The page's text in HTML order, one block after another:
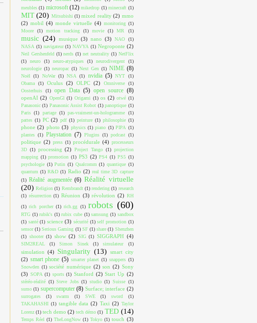
meubles (1) microsoft (12) mikedrop (1) minecraft (1)
MIT (20) Mitsubishi (1) mixed reality (2) mmo
(2) mobil (4) monde virtuelle (4) monitoring (1)
Moore
(1) motion tracking (1) movie (1) MR (1)
music (24) musique (3) nano (3) NAO
(1)
NASA (1) navigateur (1) NAVYA (1) Negroponte (2)
Neil Gershenfeld (1) nerds (1) net neutrality (1) NetFlix
(1)
neuro (1) neuro-atypiques (1) neurodivergent
(1)
neurologie (1) neuropac (1) Next Gen (1) NIME (8)
Noël (1) NoWar (1) NSA (1) nvidia (5) NYT
(1)
Obama
(1) Oculus (2) OLPC (2) Omniverse
(1)
Oosterhuis
(1) open Data (5) open source (8)
openAI (2) OpenGl (1) Origami (1) os (2) otwé (1)
Panasonic (1) Panasonic Assist Robot (1) panoptique (1)
Paris (1) partage (1) pas-vraiment-un-hologramme
(1)
pattes (1) PC (2) pdf (1) peinture (1) philosophie (1)
phone (2) photo (3) physics (1) piano (1) PIPA (1)
plantes (1) Playstation (7) Plugins (1) podcast (1)
politique (2) press (1) procédurale (4) processeurs
3D (1) processing (2) Project Tango (1) projection
mapping (1) promotion (1) PS3 (2) PS4 (1) PS5 (1)
psychologie (1) Putin (1) Qualcomm (1) quantique (1)
quantum (1) R&D (1) Radio (2) real time 3D capture
(1) Réalité augmentée (6) Réalité virtuelle
(20) Religion (1) Rembrandt (1) rendering (1) research
(1) résurrection (1) Réunion (3) révolution (2) RH
(1) rich porcher (1) rich.gg (1) robots (60)
RTG (1) rubik's (1) rubix cube (1) samsung (1) sandbox
(1) santé (1) science (3) sécurité (1) self promotion (1)
sensor (1) Serious Gaming (1) SF (1) share (1) Shenzhen
(1) shooter (1) show (2) SIG (1) SIGGRAPH (4)
SIM2REAL (1) Simon Sinek (1) simulateur (1)
simulation (4) Singularity (13)
smart city
(2) smart phone (5) smarter planet (1) snappers (1)
Snowden (1) société numérique (2) son (2) Sony
(3) SOPA (1) sports (1) Stanford (2) Start Up (2)
stéréo-réalité (1) Steve Jobs (1) studio (1) Suisse (1)
sumo (1) supercomputer (8) Surface; interface (2)
surrogates (1) swarm (1) SWE (1) sword
(1)
TAKAHASHI (1) tangible data (2) Taxi (2) Taylor
Lorenz (1) tech demo (2) tech démo (1) TED (14)
Temps Réel (1) TheLongNow (1) Tokyo (1) touch (3)